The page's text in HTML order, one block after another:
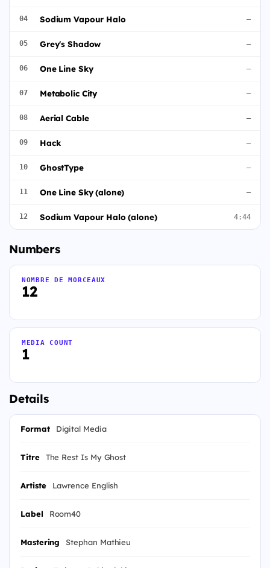
04 Sodium Vapour Halo —
05 Grey's Shadow —
06 One Line Sky —
07 Metabolic City —
08 Aerial Cable —
09 Hack —
10 GhostType —
11 One Line Sky (alone) —
12 Sodium Vapour Halo (alone) 4:44
Numbers
12
NOMBRE DE MORCEAUX
1
MEDIA COUNT
Details
Format Digital Media
Titre The Rest Is My Ghost
Artiste Lawrence English
Label Room40
Mastering Stephan Mathieu